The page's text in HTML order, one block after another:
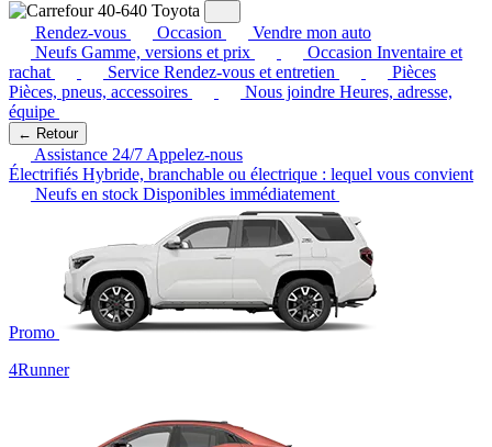
Rendez-vous Occasion
Vendre mon auto
Neufs Gamme, versions et prix Occasion Inventaire et
rachat
Service Rendez-vous et entretien
Pièces
Pièces, pneus, accessoires
Nous joindre Heures, adresse,
équipe
← Retour
Assistance 24/7 Appelez-nous
Électrifiés Hybride, branchable ou électrique : lequel vous convient
Neufs en stock Disponibles immédiatement
Promo
4Runner